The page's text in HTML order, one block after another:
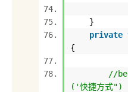
}
private
{
//
('快捷方式")